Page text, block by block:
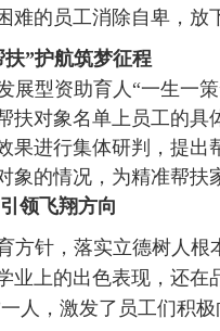
难的员工消除自卑，
扶”护航筑梦征程
展型资助育人“一生一
扶对象名单上员工的具
果进行集体研判，提出
象的情况，为精准帮扶
领飞翔方向
方针，落实立德树人
业上的出色表现，还
人，激发了员工们积